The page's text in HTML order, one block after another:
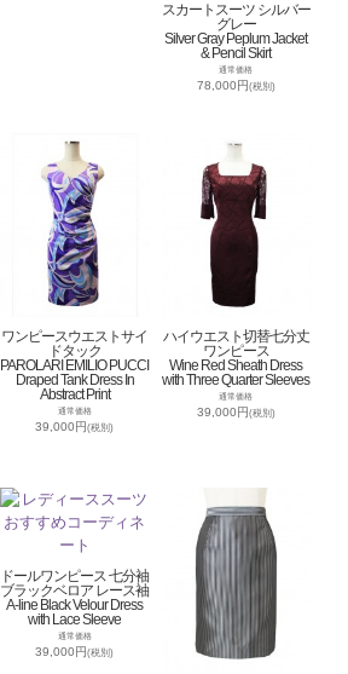
スカートスーツ シルバー
グレー
Silver Gray Peplum Jacket
& Pencil Skirt
通常価格
78,000円(税別)
ワンピースウエストサイ
ドタック
PAROLARI EMILIO PUCCI
Draped Tank Dress In
Abstract Print
通常価格
39,000円(税別)
ハイウエスト切替七分丈
ワンピース
Wine Red Sheath Dress
with Three Quarter Sleeves
通常価格
39,000円(税別)
ドールワンピース 七分袖
ブラックベロア レース袖
A-line Black Velour Dress
with Lace Sleeve
通常価格
39,000円(税別)